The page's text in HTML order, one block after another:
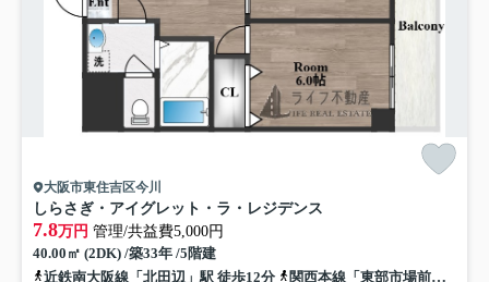
大阪市東住吉区今川
しらさぎ・アイグレット・ラ・レジデンス
7.8万円 管理/共益費5,000円
40.00㎡ (2DK) /築33年 /5階建
近鉄南大阪線「北田辺」駅 徒歩12分
関西本線「東部市場前」駅 徒歩14分